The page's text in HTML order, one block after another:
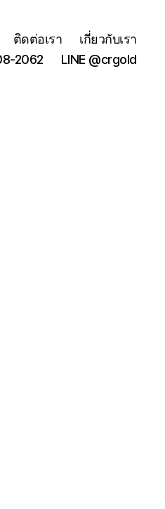
ติดต่อเรา
เกี่ยวกับเรา
2062 LINE @crgold